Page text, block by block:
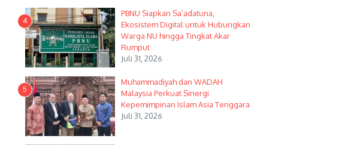
4
PBNU Siapkan Sa’adatuna,
Ekosistem Digital untuk Hubungkan
Warga NU hingga Tingkat Akar
Rumput
Juli 31, 2026
5
Muhammadiyah dan WADAH
Malaysia Perkuat Sinergi
Kepemimpinan Islam Asia Tenggara
Juli 31, 2026